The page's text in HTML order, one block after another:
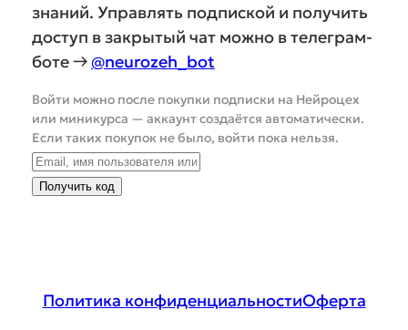
знаний. Управлять подпиской и получить
доступ в закрытый чат можно в телеграм-
боте →@neurozeh_bot
Войти можно после покупки подписки на Нейроцех
или миникурса — аккаунт создаётся автоматически.
Если таких покупок не было, войти пока нельзя.
Получить код
Политика конфиденциальностиОферта